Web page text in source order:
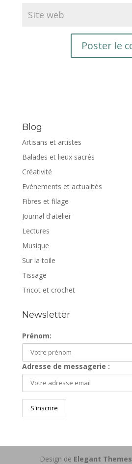
Blog
Artisans et artistes
Balades et lieux sacrés
Créativité
Evénements et actualités
Fibres et filage
Journal d'atelier
Lectures
Musique
Sur la toile
Tissage
Tricot et crochet
Newsletter
Prénom:
Adresse de messagerie :
Design de Elegant Themes